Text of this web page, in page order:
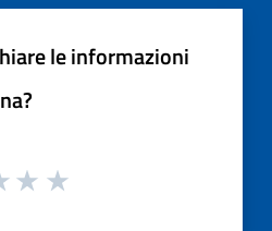
le informazioni